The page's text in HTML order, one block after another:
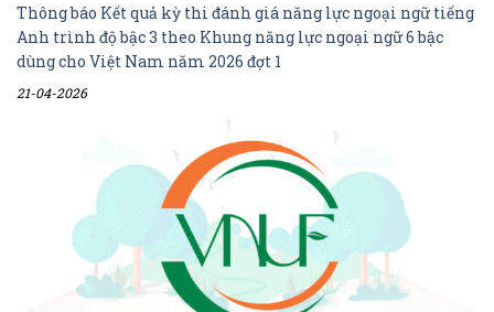
Thông báo Kết quả kỳ thi đánh giá năng lực ngoại ngữ tiếng
Anh trình độ bậc 3 theo Khung năng lực ngoại ngữ 6 bậc
dùng cho Việt Nam năm 2026 đợt 1
21-04-2026